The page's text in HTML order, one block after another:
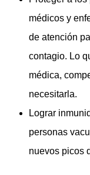
médicos y
de atención
contagio. Lo
médica,
necesitarla.
Lograr
personas
nuevos picos